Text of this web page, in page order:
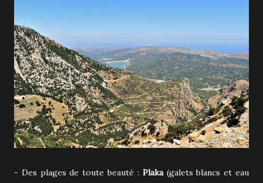
- Des plages de toute beauté : Plaka(galets blancs et eau